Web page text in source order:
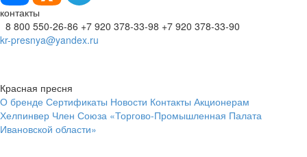
контакты
8 800 550-26-86 +7 920 378-33-98 +7 920 378-33-90
kr-presnya@yandex.ru
Красная пресня
О бренде Сертификаты Новости Контакты Акционерам
Хелпинвер Член Союза «Торгово-Промышленная Палата
Ивановской области»